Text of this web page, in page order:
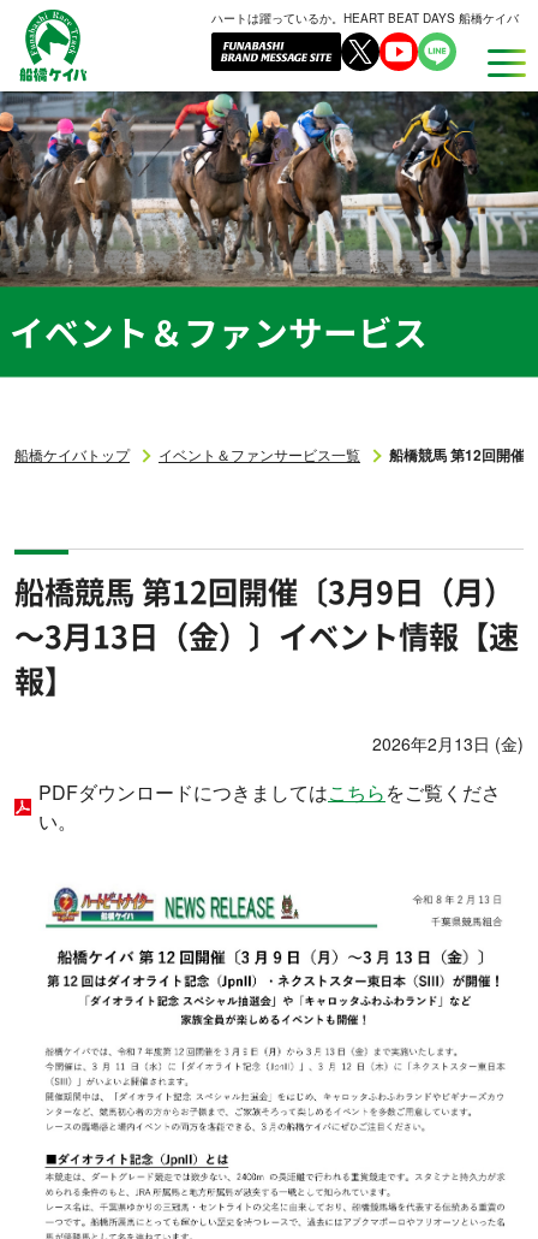
船
橋
ケ
イ
バ
ハートは躍っているか。HEART BEAT DAYS 船橋ケイバ
イベント＆ファンサービス
船橋ケイバトップ イベント＆ファンサービス一覧 船橋競馬 第12回開催
船橋競馬 第12回開催〔3月9日（月）
～3月13日（金）〕イベント情報【速
報】
2026年2月13日 (金)
PDFダウンロードにつきましてはこちらをご覧くださ
い。